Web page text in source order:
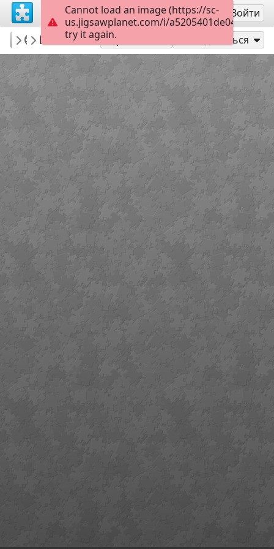
Регистрация Войти
AnnPerd123321
Puzzle dla taty
Puzzle 2 15
Играть как Поделиться
Cannot load an image (https://sc-
us.jigsawplanet.com/i/
try it again.